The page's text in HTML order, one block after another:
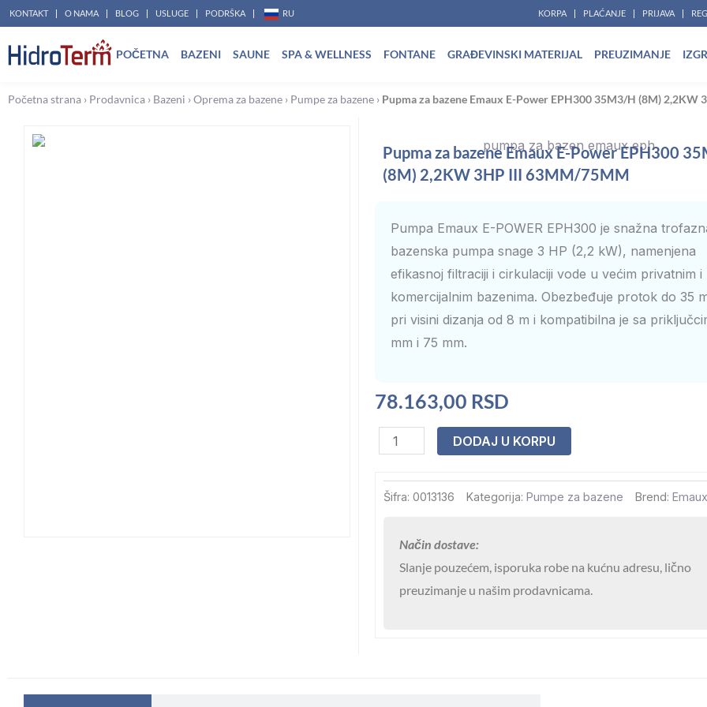
Pređi
sadržaj
KONTAKT O NAMA BLOG USLUGE PODRŠKA RU KORPA PLAĆANJE PRIJAVA
POČETNA BAZENI SAUNE SPA & WELLNESS FONTANE GRAĐEVINSKI MATERIJAL PREUZIMANJE
Početna strana › Prodavnica › Bazeni ›Oprema za bazene › Pumpe za bazene › Pupma za bazene Emaux E-Power EPH300 35M3/H (8M)
Pupma za bazene Emaux E-Power EPH300
(8M) 2,2KW 3HP III 63MM/75MM
Pumpa Emaux E-POWER EPH300 je snažna
bazenska pumpa snage 3 HP (2,2 kW), namenjena
efikasnoj filtraciji i cirkulaciji vode u većim privatnim i
komercijalnim bazenima. Obezbeđuje protok do 35
pri visini dizanja od 8 m i kompatibilna je sa
mm i 75 mm.
78.163,00 RSD
Pupma
za
bazene
Emaux
Power
EPH300
35M3/H
DODAJ U KORPU
Šifra: 0013136 Kategorija: Pumpe za bazene Brend: Emaux
Način dostave:
Slanje pouzećem, isporuka robe na kućnu adresu, lično
preuzimanje u našim prodavnicama.